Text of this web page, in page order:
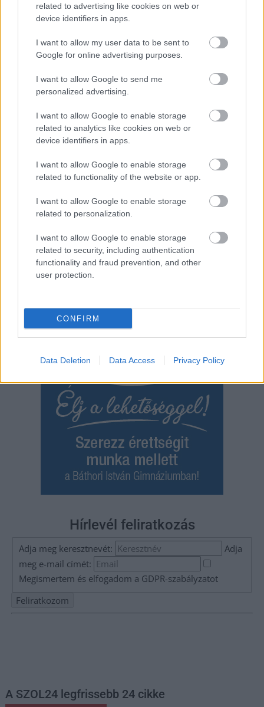
related to advertising like cookies on web or
device identifiers in apps.
I want to allow my user data to be sent to
Google for online advertising purposes.
I want to allow Google to send me
personalized advertising.
I want to allow Google to enable storage
related to analytics like cookies on web or
device identifiers in apps.
I want to allow Google to enable storage
related to functionality of the website or app.
I want to allow Google to enable storage
related to personalization.
I want to allow Google to enable storage
related to security, including authentication
functionality and fraud prevention, and other
user protection.
CONFIRM
Data Deletion Data Access Privacy Policy
hány család van
ahol a gyermekeket
rendszeresen
bántalmazzák,
négy fal között. Igen figyelemre méltó írásra bukkantunk a
Facebookon, Bihari Viktória jegyzetére. „…Ha azt hiszed, hogy
minden szülő szereti a gyerekét, akkor nagyon tévedsz. Ha azt
hiszed, hogy nincs olyan szülő, aki az óvodás gyerekét hazáig
rugdalja, aki napokig nem cserél pelenkát, aki péksüteményt
úgy megveri a fiát, vagy a lányát, hogy közben…
Magyarország családok,erőszak,gyermekbántalmazás
gyermekek,terror
Hírlevél feliratkozás
Adja meg keresztnevét:
Adja
meg e-mail címét:
Megismertem és elfogadom a GDPR-szabályzatot
A SZOL24 legfrissebb 24 cikke